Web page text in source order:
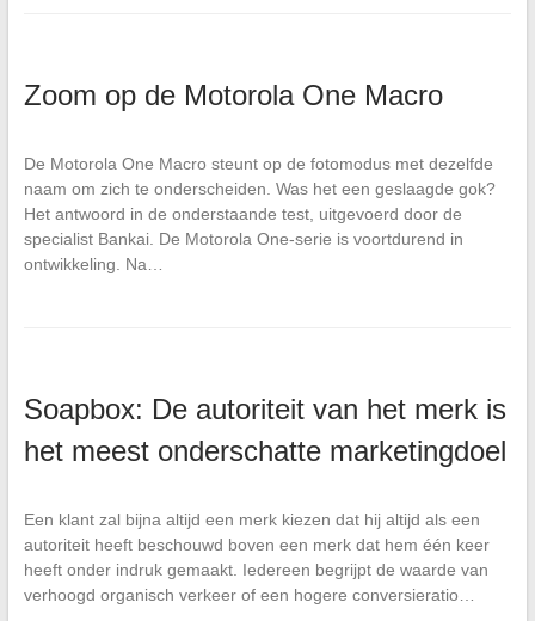
Zoom op de Motorola One Macro
De Motorola One Macro steunt op de fotomodus met dezelfde
naam om zich te onderscheiden. Was het een geslaagde gok?
Het antwoord in de onderstaande test, uitgevoerd door de
specialist Bankai. De Motorola One-serie is voortdurend in
ontwikkeling. Na…
Soapbox: De autoriteit van het merk is
het meest onderschatte marketingdoel
Een klant zal bijna altijd een merk kiezen dat hij altijd als een
autoriteit heeft beschouwd boven een merk dat hem één keer
heeft onder indruk gemaakt. Iedereen begrijpt de waarde van
verhoogd organisch verkeer of een hogere conversieratio…